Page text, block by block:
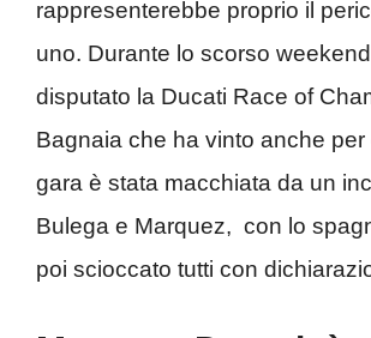
rappresenterebbe proprio il
uno. Durante lo scorso
disputato la Ducati Race of
Bagnaia che ha vinto anche per
gara è stata macchiata da un
Bulega e Marquez, con lo
poi scioccato tutti con